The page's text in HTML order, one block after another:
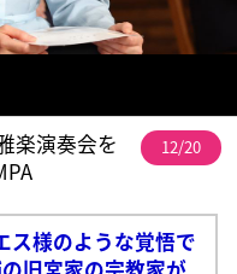
楽演奏会を
12/20
ス様のような覚悟で